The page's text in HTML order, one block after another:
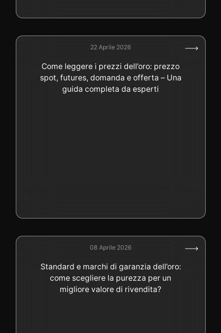
22 Aprile 2026
Come leggere i prezzi dell’oro: prezzo
spot, futures, domanda e offerta – Una
guida completa da esperti
08 Aprile 2026
Standard e marchi di garanzia dell’oro:
come scegliere la purezza per un
migliore valore di rivendita?